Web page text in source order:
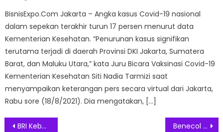
BisnisExpo.Com Jakarta – Angka kasus Covid-19 nasional
dalam sepekan terakhir turun 17 persen menurut data
Kementerian Kesehatan. “Penurunan kasus signifikan
terutama terjadi di daerah Provinsi DKI Jakarta, Sumatera
Barat, dan Maluku Utara,” kata Juru Bicara Vaksinasi Covid-19
Kementerian Kesehatan Siti Nadia Tarmizi saat
menyampaikan keterangan pers secara virtual dari Jakarta,
Rabu sore (18/8/2021). Dia mengatakan, […]
Post
BRI Kebayoran Baru Hadir di Gedung BPA, Perkuat Dukungan untuk Program Pemulihan Aset Benecol Hadirkan Kampanye Sehat Agar Momen Idul Adha Tetap Nikmat